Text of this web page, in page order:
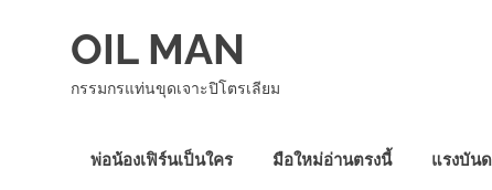
OIL MAN
กรรมกรแท่นขุดเจาะปิโตรเลียม
พ่อน้องเฟิร์นเป็นใคร มือใหม่อ่านตรงนี้ แรงบัน